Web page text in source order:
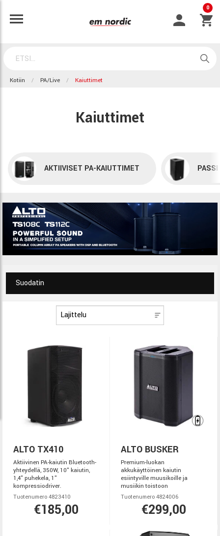
0
Kotiin PA/Live Kaiuttimet
Kaiuttimet
AKTIIVISET PA-KAIUTTIMET
Suodatin
ALTO TX410
Aktiivinen PA-kaiutin Bluetooth-
yhteydellä, 350W, 10" kaiutin,
1,4" puhekela, 1"
kompressiodriver.
Tuotenumero 4823410
€185,00
ALTO BUSKER
Premium-luokan
akkukäyttöinen kaiutin
esiintyville muusikoille ja
musiikin toistoon
Tuotenumero 4824006
€299,00